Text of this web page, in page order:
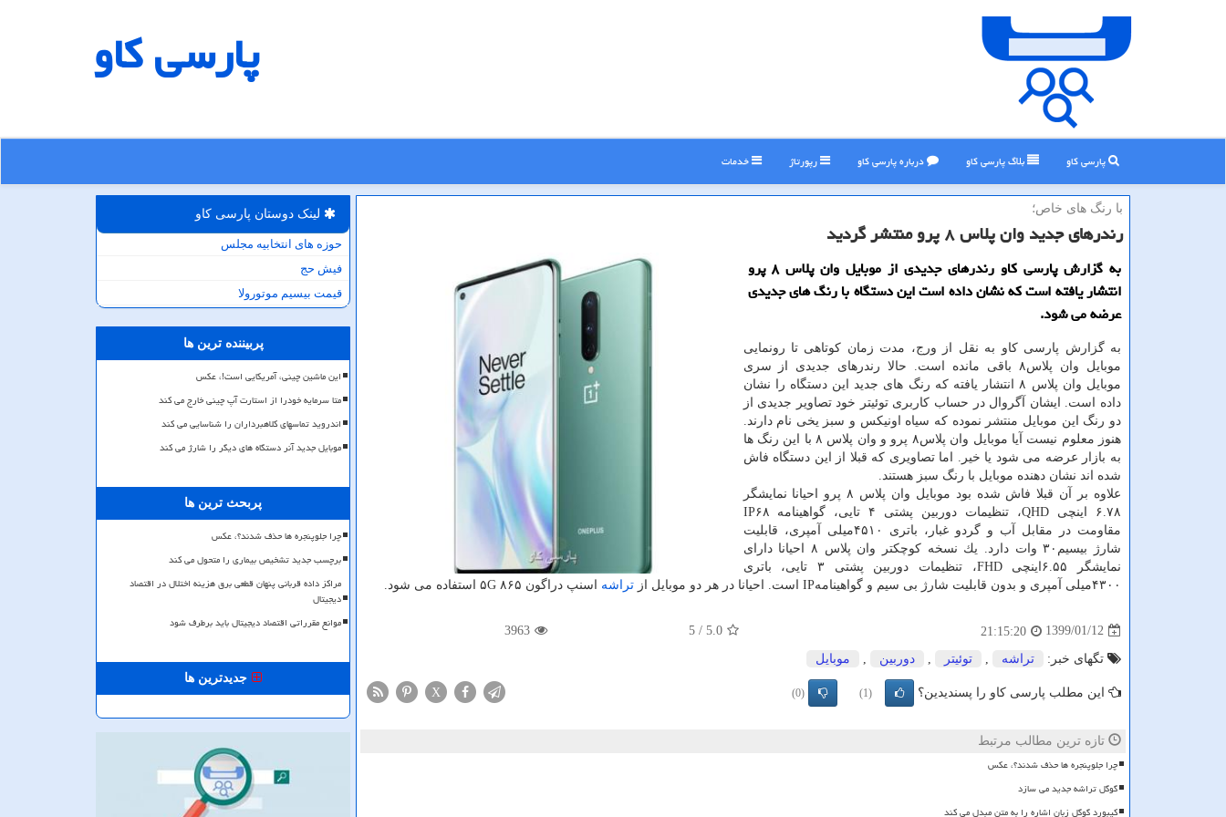
پارسی كاو
پارسی کاو بلاگ پارسی كاو درباره پارسی كاو رپورتاژ خدمات
با رنگ های خاص؛
رندرهای جدید وان پلاس ۸ پرو منتشر گردید
به گزارش پارسی كاو رندرهای جدیدی از موبایل وان پلاس ۸ پرو
انتشار یافته است كه نشان داده است این دستگاه با رنگ های جدیدی
عرضه می شود.
به گزارش پارسی كاو به نقل از ورج، مدت زمان كوتاهی تا رونمایی
موبایل وان پلاس۸ باقی مانده است. حالا رندرهای جدیدی از سری
موبایل وان پلاس ۸ انتشار یافته كه رنگ های جدید این دستگاه را نشان
داده است. ایشان آگروال در حساب كاربری توئیتر خود تصاویر جدیدی از
دو رنگ این موبایل منتشر نموده كه سیاه اونیكس و سبز یخی نام دارند.
هنوز معلوم نیست آیا موبایل وان پلاس۸ پرو و وان پلاس ۸ با این رنگ ها
به بازار عرضه می شود یا خیر. اما تصاویری كه قبلا از این دستگاه فاش
شده اند نشان دهنده موبایل با رنگ سبز هستند.
علاوه بر آن قبلا فاش شده بود موبایل وان پلاس ۸ پرو احیانا نمایشگر
۶.۷۸ اینچی QHD، تنظیمات دوربین پشتی ۴ تایی، گواهینامه IP۶۸
مقاومت در مقابل آب و گردو غبار، باتری ۴۵۱۰میلی آمپری، قابلیت
شارژ بیسیم۳۰ وات دارد. یك نسخه كوچكتر وان پلاس ۸ احیانا دارای
نمایشگر ۶.۵۵اینچی FHD، تنظیمات دوربین پشتی ۳ تایی، باتری
۴۳۰۰میلی آمپری و بدون قابلیت شارژ بی سیم و گواهینامهIP است. احیانا در هر دو موبایل از
تراشه اسنپ دراگون ۸۶۵ ۵G استفاده می شود.
1399/01/12
21:15:20
5.0
/ 5
3963
تگهای خبر: تراشه توئیتر دوربین موبایل
این مطلب پارسی کاو را پسندیدین؟ (1)
(0)
X
تازه ترین مطالب مرتبط
چرا جلوپنجره ها حذف شدند؟، عکس
گوگل تراشه جدید می سازد
کیبورد گوگل زبان اشاره را به متن مبدل می کند
لینک دوستان پارسی كاو
حوزه های انتخابیه مجلس
فیش حج
قیمت بیسیم موتورولا
پربیننده ترین ها
این ماشین چینی، آمریکایی است!، عکس
متا سرمایه خودرا از استارت آپ چینی خارج می کند
اندروید تماسهای کلاهبرداران را شناسایی می کند
موبایل جدید آنر دستگاه های دیگر را شارژ می کند
پربحث ترین ها
چرا جلوپنجره ها حذف شدند؟، عکس
برچسب جدید تشخیص بیماری را متحول می کند
مراکز داده قربانی پنهان قطعی برق هزینه اختلال در اقتصاد
دیجیتال
موانع مقرراتی اقتصاد دیجیتال باید برطرف شود
جدیدترین ها